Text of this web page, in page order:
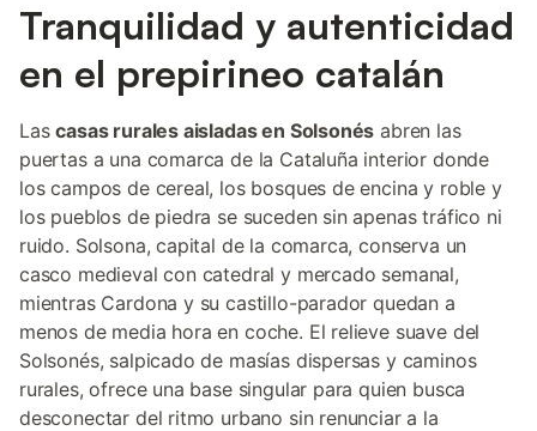
Tranquilidad y autenticidad
en el prepirineo catalán
Lascasas rurales aisladas en Solsonés abren las
puertas a una comarca de la Cataluña interior donde
los campos de cereal, los bosques de encina y roble y
los pueblos de piedra se suceden sin apenas tráfico ni
ruido. Solsona, capital de la comarca, conserva un
casco medieval con catedral y mercado semanal,
mientras Cardona y su castillo-parador quedan a
menos de media hora en coche. El relieve suave del
Solsonés, salpicado de masías dispersas y caminos
rurales, ofrece una base singular para quien busca
desconectar del ritmo urbano sin renunciar a la